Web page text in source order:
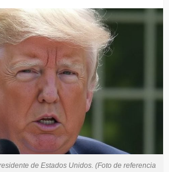
de Estados Unidos. (Foto de referencia